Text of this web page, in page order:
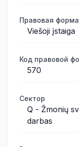
Правовая форма
Viešoji įstaiga
Код правовой
570
Сектор
Q - Žmonių
darbas